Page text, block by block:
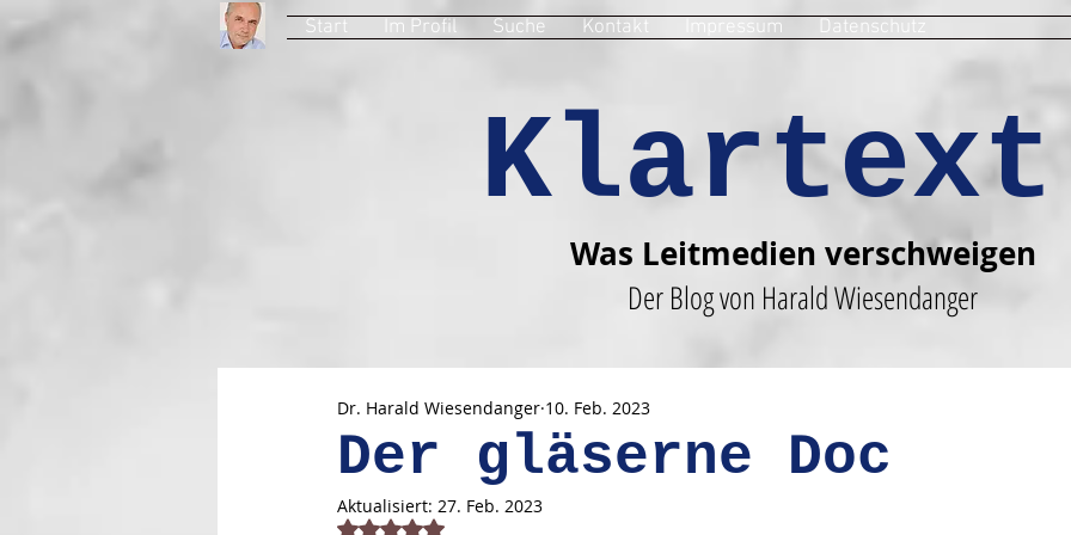
Start Im Profil Suche Kontakt Impressum Datenschutz
Was Leitmedien verschweigen
Der Blog von Harald Wiesendanger
Der gläserne Doc
Dr. Harald Wiesendanger 10. Feb. 2023
Aktualisiert: 27. Feb. 2023
Mit NaN von 5 Sternen bewertet.